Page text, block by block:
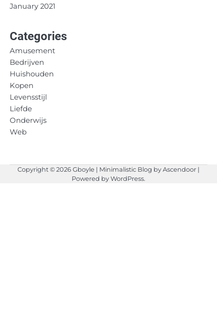
January 2021
Categories
Amusement
Bedrijven
Huishouden
Kopen
Levensstijl
Liefde
Onderwijs
Web
Copyright © 2026Gboyle | Minimalistic Blog byAscendoor |
Powered byWordPress.